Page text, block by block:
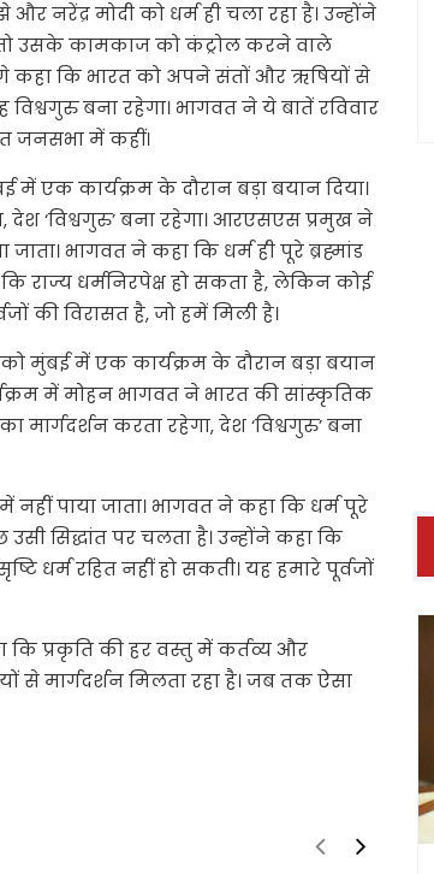
नरेंद्र मोदी को धर्म ही चला रहा है। उन्होंने
तो उसके कामकाज को कंट्रोल करने वाले
कहा कि भारत को अपने संतों और ऋषियों से
बना रहेगा। भागवत ने ये बातें रविवार
जनसभा में कहीं।
एक कार्यक्रम के दौरान बड़ा बयान दिया।
‘विश्वगुरु’ बना रहेगा। आरएसएस प्रमुख ने
भागवत ने कहा कि धर्म ही पूरे ब्रह्मांड
राज्य धर्मनिरपेक्ष हो सकता है, लेकिन कोई
की विरासत है, जो हमें मिली है।
मुंबई में एक कार्यक्रम के दौरान बड़ा बयान
में मोहन भागवत ने भारत की सांस्कृतिक
करता रहेगा, देश ‘विश्वगुरु’ बना
पाया जाता। भागवत ने कहा कि धर्म पूरे
सिद्धांत पर चलता है। उन्होंने कहा कि
धर्म रहित नहीं हो सकती। यह हमारे पूर्वजों
प्रकृति की हर वस्तु में कर्तव्य और
मार्गदर्शन मिलता रहा है। जब तक ऐसा